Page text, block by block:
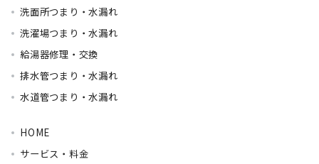
洗面所つまり・水漏れ
洗濯場つまり・水漏れ
給湯器修理・交換
排水管つまり・水漏れ
水道管つまり・水漏れ
HOME
サービス・料金